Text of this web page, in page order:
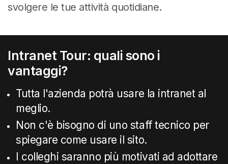
svolgere le tue attività quotidiane.
Intranet Tour: quali sono i
vantaggi?
Tutta l'azienda potrà usare la intranet al
meglio.
Non c'è bisogno di uno staff tecnico per
spiegare come usare il sito.
I colleghi saranno più motivati ad adottare